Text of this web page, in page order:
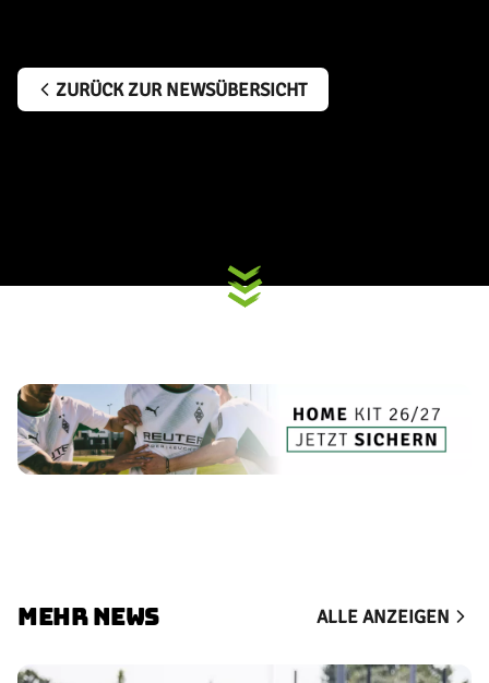
ZURÜCK ZUR NEWSÜBERSICHT
MEHR NEWS ALLE ANZEIGEN